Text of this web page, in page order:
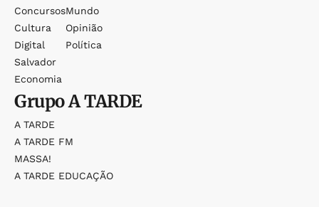
Concursos
Cultura
Digital
Salvador
Economia
Mundo
Opinião
Política
GrupoA TARDE
A TARDE
A TARDE FM
MASSA!
A TARDE EDUCAÇÃO